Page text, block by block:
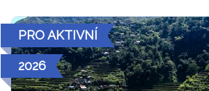
PRO AKTIVNÍ
2026